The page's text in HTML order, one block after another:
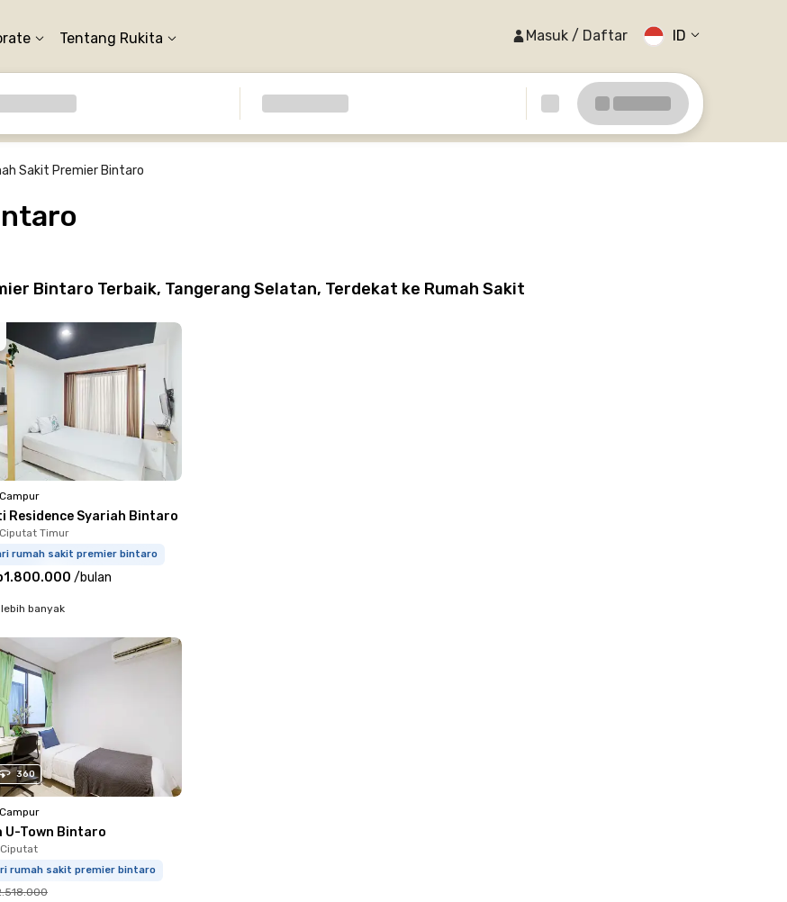
Tentang Rukita Masuk / Daftar ID
Sakit Premier Bintaro
Bintaro Terbaik, Tangerang Selatan, Terdekat ke Rumah Sakit
Campur
Residence Syariah Bintaro
Timur
rumah sakit premier bintaro
/bulan
banyak
360
Campur
U-Town Bintaro
rumah sakit premier bintaro